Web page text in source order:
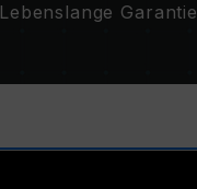
Lebenslange Garantie